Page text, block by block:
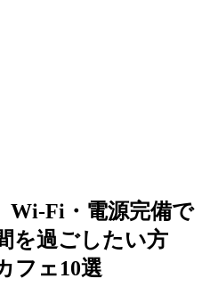
Wi-Fi・電源完備で
を過ごしたい方
フェ10選